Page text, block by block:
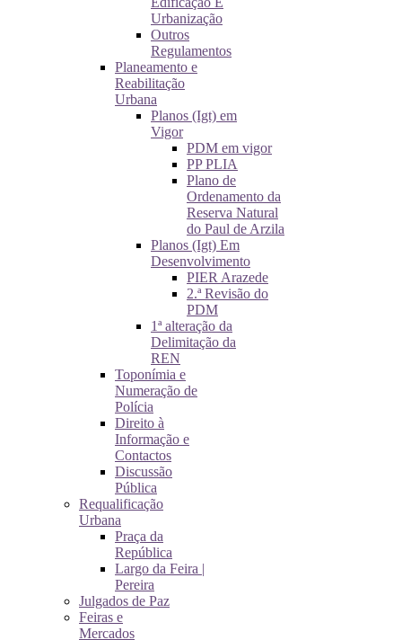
Urbanização
Outros
Regulamentos
Planeamento e
Reabilitação
Urbana
Planos (Igt) em
Vigor
PDM em vigor
PP PLIA
Plano de
Ordenamento da
Reserva Natural
do Paul de Arzila
Planos (Igt) Em
Desenvolvimento
PIER Arazede
2.ª Revisão do
PDM
1ª alteração da
Delimitação da
REN
Toponímia e
Numeração de
Polícia
Direito à
Informação e
Contactos
Discussão
Pública
Requalificação
Urbana
Praça da
República
Largo da Feira |
Pereira
Julgados de Paz
Feiras e
Mercados